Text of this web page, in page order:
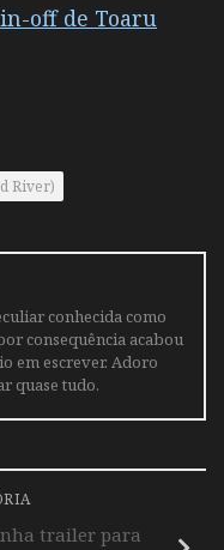
off de Toaru
River)
conhecida como
consequência acabou
em escrever. Adoro
quase tudo.
trailer para